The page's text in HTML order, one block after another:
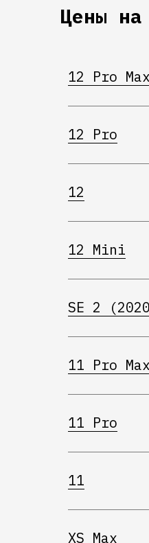
Цены
12 Pro Max
12 Pro
12
12 Mini
SE 2
11 Pro Max
11 Pro
11
XS Max